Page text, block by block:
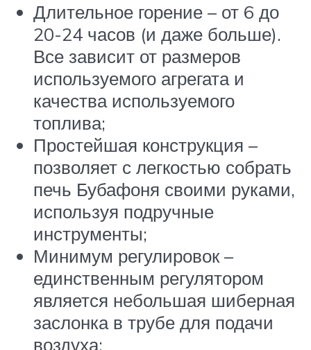
Длительное горение – от 6 до
20-24 часов (и даже больше).
Все зависит от размеров
используемого агрегата и
качества используемого
топлива;
Простейшая конструкция –
позволяет с легкостью собрать
печь Бубафоня своими руками,
используя подручные
инструменты;
Минимум регулировок –
единственным регулятором
является небольшая шиберная
заслонка в трубе для подачи
воздуха;